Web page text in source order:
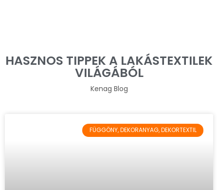
HASZNOS TIPPEK A LAKÁSTEXTILEK
VILÁGÁBÓL
Kenag Blog
FÜGGÖNY, DEKORANYAG, DEKORTEXTIL